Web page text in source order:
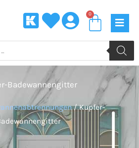
0
Badewannengitter
/ Kupfer-